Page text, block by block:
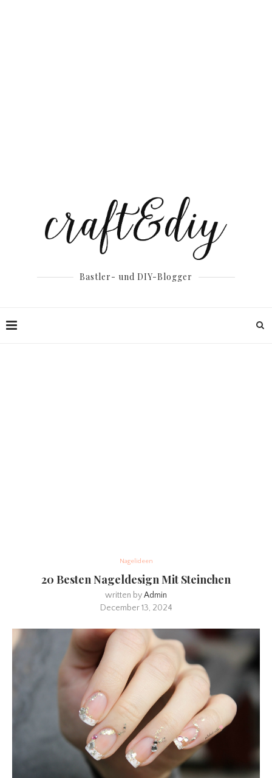
Bastler- und DIY-Blogger
Nagelideen
20 Besten Nageldesign Mit Steinchen
written byAdmin
December 13, 2024